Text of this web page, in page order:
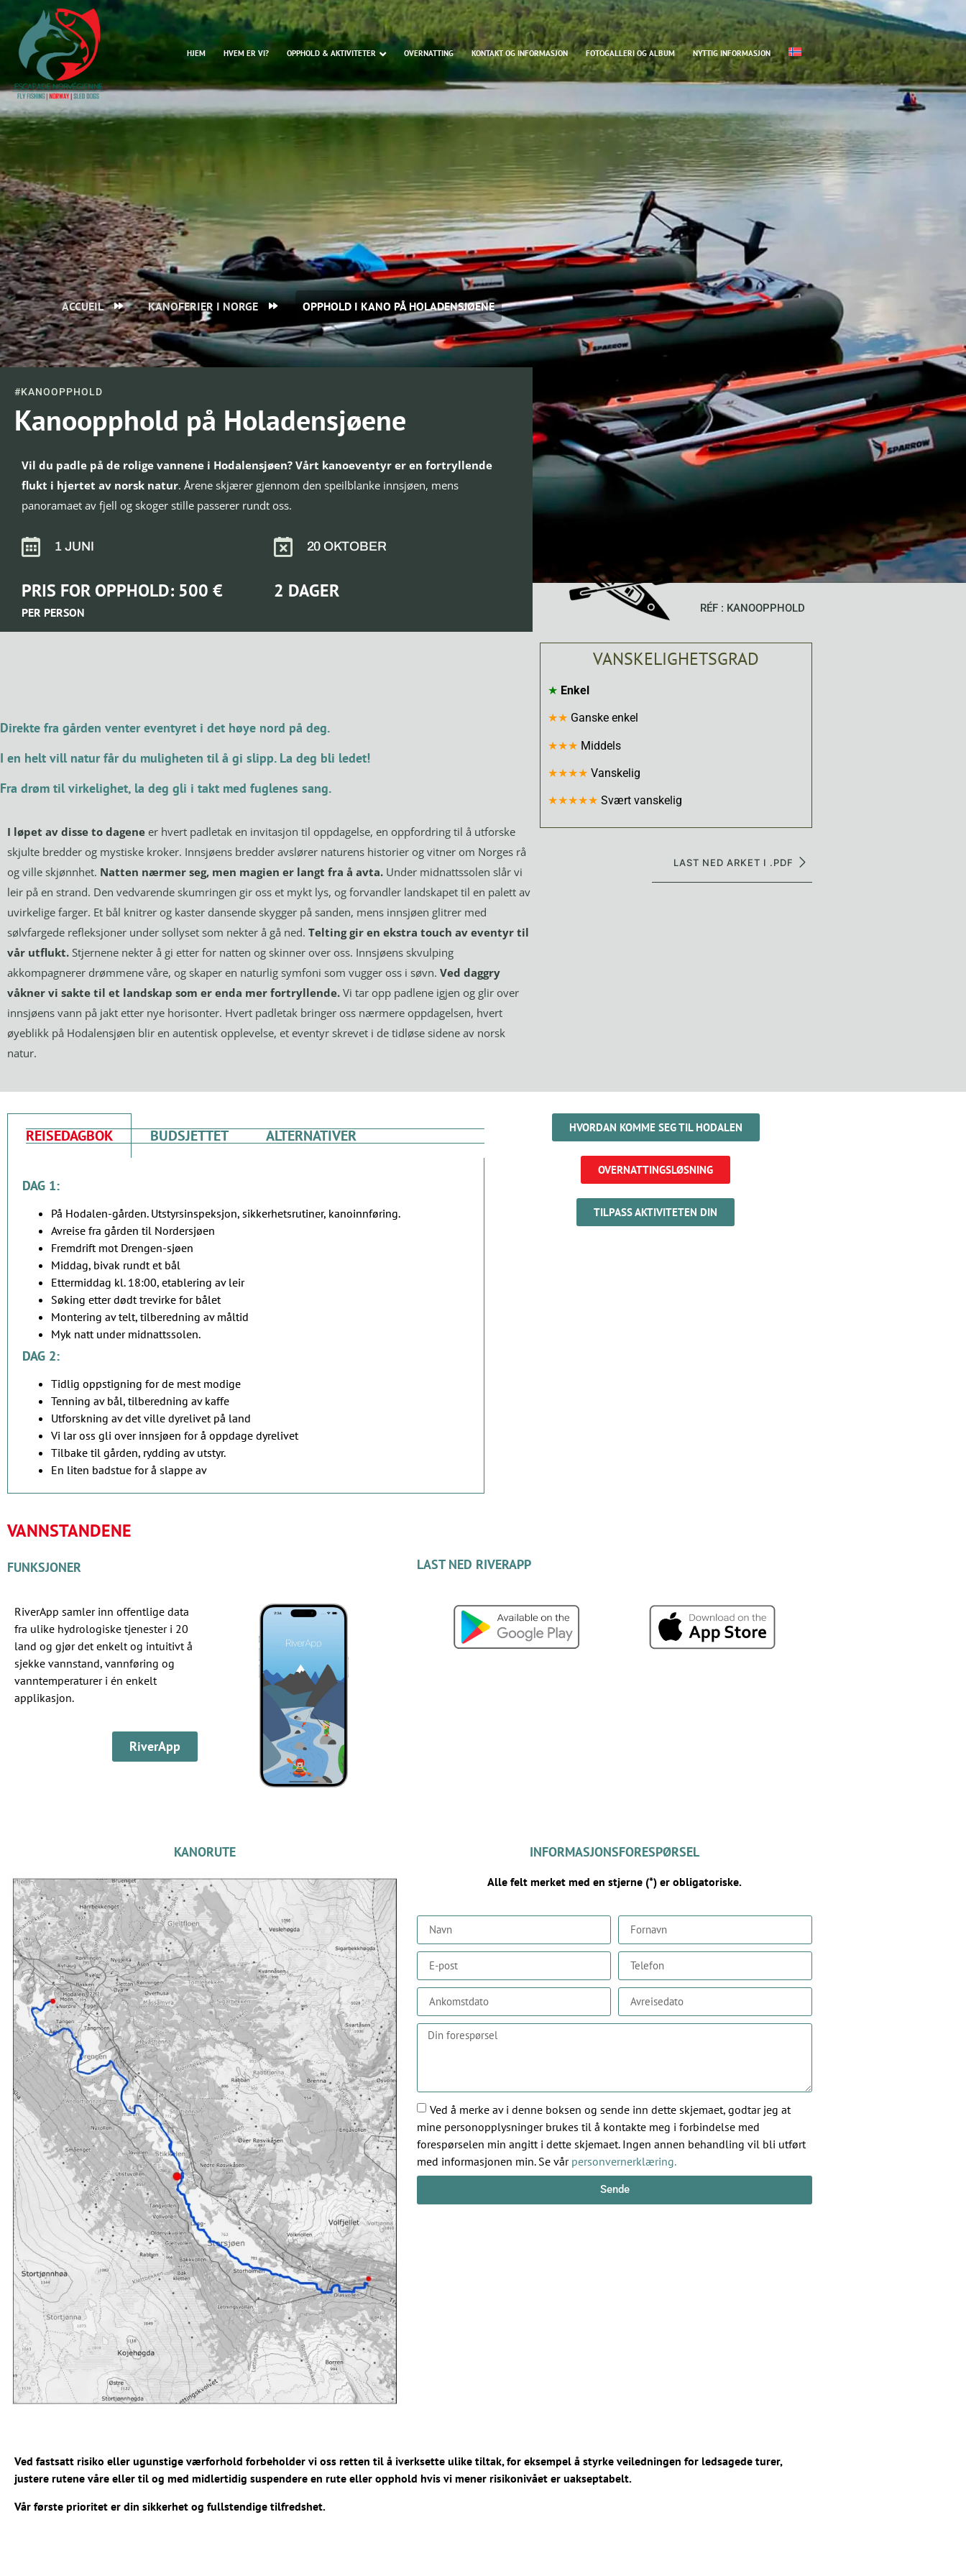
HJEM HVEM ER VI? OPPHOLD & AKTIVITETER OVERNATTING KONTAKT OG INFORMASJON FOTOGALLERI OG ALBUM NYTTIG INFORMASJON
ACCUEIL KANOFERIER I NORGE OPPHOLD I KANO PÅ HOLADENSJØENE
#KANOOPPHOLD
Kanoopphold på Holadensjøene
Vil du padle på de rolige vannene i Hodalensjøen? Vårt kanoeventyr er en fortryllende
flukt i hjertet av norsk natur. Årene skjærer gjennom den speilblanke innsjøen, mens
panoramaet av fjell og skoger stille passerer rundt oss.
1 JUNI 20 OKTOBER
PRIS FOR OPPHOLD: 500 €
PER PERSON
2 DAGER
Direkte fra gården venter eventyret i det høye nord på deg.
I en helt vill natur får du muligheten til å gi slipp. La deg bli ledet!
Fra drøm til virkelighet, la deg gli i takt med fuglenes sang.
I løpet av disse to dagene er hvert padletak en invitasjon til oppdagelse, en oppfordring til å utforske
skjulte bredder og mystiske kroker. Innsjøens bredder avslører naturens historier og vitner om Norges rå
og ville skjønnhet. Natten nærmer seg, men magien er langt fra å avta. Under midnattssolen slår vi
leir på en strand. Den vedvarende skumringen gir oss et mykt lys, og forvandler landskapet til en palett av
uvirkelige farger. Et bål knitrer og kaster dansende skygger på sanden, mens innsjøen glitrer med
sølvfargede refleksjoner under sollyset som nekter å gå ned. Telting gir en ekstra touch av eventyr til
vår utflukt. Stjernene nekter å gi etter for natten og skinner over oss. Innsjøens skvulping
akkompagnerer drømmene våre, og skaper en naturlig symfoni som vugger oss i søvn. Ved daggry
våkner vi sakte til et landskap som er enda mer fortryllende. Vi tar opp padlene igjen og glir over
innsjøens vann på jakt etter nye horisonter. Hvert padletak bringer oss nærmere oppdagelsen, hvert
øyeblikk på Hodalensjøen blir en autentisk opplevelse, et eventyr skrevet i de tidløse sidene av norsk
natur.
RÉF : KANOOPPHOLD
VANSKELIGHETSGRAD
★ Enkel
★★ Ganske enkel
★★★ Middels
★★★★ Vanskelig
★★★★★ Svært vanskelig
LAST NED ARKET I .PDF
REISEDAGBOK BUDSJETTET ALTERNATIVER
DAG 1:
På Hodalen-gården. Utstyrsinspeksjon, sikkerhetsrutiner, kanoinnføring.
Avreise fra gården til Nordersjøen
Fremdrift mot Drengen-sjøen
Middag, bivak rundt et bål
Ettermiddag kl. 18:00, etablering av leir
Søking etter dødt trevirke for bålet
Montering av telt, tilberedning av måltid
Myk natt under midnattssolen.
DAG 2:
Tidlig oppstigning for de mest modige
Tenning av bål, tilberedning av kaffe
Utforskning av det ville dyrelivet på land
Vi lar oss gli over innsjøen for å oppdage dyrelivet
Tilbake til gården, rydding av utstyr.
En liten badstue for å slappe av
HVORDAN KOMME SEG TIL HODALEN
OVERNATTINGSLØSNING
TILPASS AKTIVITETEN DIN
VANNSTANDENE
FUNKSJONER
RiverApp samler inn offentlige data
fra ulike hydrologiske tjenester i 20
land og gjør det enkelt og intuitivt å
sjekke vannstand, vannføring og
vanntemperaturer i én enkelt
applikasjon.
RiverApp
LAST NED RIVERAPP
KANORUTE INFORMASJONSFORESPØRSEL
Alle felt merket med en stjerne (*) er obligatoriske.
Ved å merke av i denne boksen og sende inn dette skjemaet, godtar jeg at
mine personopplysninger brukes til å kontakte meg i forbindelse med
forespørselen min angitt i dette skjemaet. Ingen annen behandling vil bli utført
med informasjonen min. Se vår personvernerklæring.
Sende
Ved fastsatt risiko eller ugunstige værforhold forbeholder vi oss retten til å iverksette ulike tiltak, for eksempel å styrke veiledningen for ledsagede turer,
justere rutene våre eller til og med midlertidig suspendere en rute eller opphold hvis vi mener risikonivået er uakseptabelt.
Vår første prioritet er din sikkerhet og fullstendige tilfredshet.